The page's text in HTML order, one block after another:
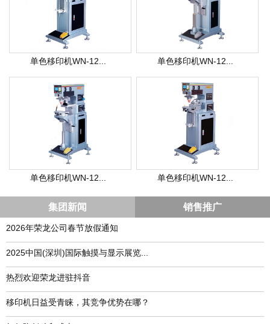
单色移印机WN-12... 单色移印机WN-12...
单色移印机WN-12... 单色移印机WN-12...
集团新闻 销售推广
2026年荣龙公司春节放假通知
​2025中国(深圳)国际触摸与显示展览...
热烈欢迎荣龙进驻抖音
移印机日益受青睐，其竞争优势在哪？